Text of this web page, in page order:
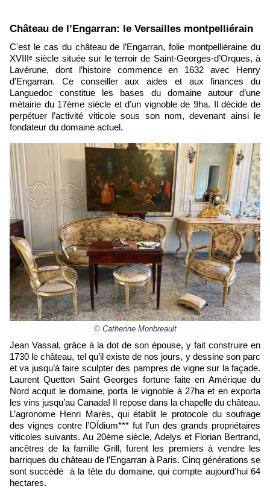
Château de l’Engarran: le Versailles montpelliérain
C'est le cas du château de l’Engarran, folie montpelliéraine du
XVIIIᵉ siècle située sur le terroir de Saint-Georges-d’Orques, à
Lavérune, dont l’histoire commence en 1632 avec Henry
d’Engarran. Ce conseiller aux aides et aux finances du
Languedoc constitue les bases du domaine autour d’une
métairie du 17ème siècle et d’un vignoble de 9ha. Il décide de
perpétuer l’activité viticole sous son nom, devenant ainsi le
fondateur du domaine actuel.
© Catherine Monbreault
Jean Vassal, grâce à la dot de son épouse, y fait construire en
1730 le château, tel qu’il existe de nos jours, y dessine son parc
et va jusqu’à faire sculpter des pampres de vigne sur la façade.
Laurent Quetton Saint Georges fortune faite en Amérique du
Nord acquit le domaine, porta le vignoble à 27ha et en exporta
les vins jusqu’au Canada! Il repose dans la chapelle du château.
L’agronome Henri Marès, qui établit le protocole du soufrage
des vignes contre l’OÏdium*** fut l’un des grands propriétaires
viticoles suivants. Au 20ème siècle, Adelys et Florian Bertrand,
ancêtres de la famille Grill, furent les premiers à vendre les
barriques du château de l’Engarran à Paris. Cinq générations se
sont succédé à la tête du domaine, qui compte aujourd’hui 64
hectares.